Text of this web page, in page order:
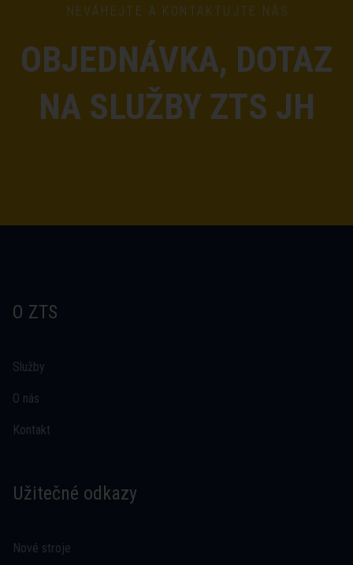
NEVÁHEJTE A KONTAKTUJTE NÁS
OBJEDNÁVKA, DOTAZ
NA SLUŽBY ZTS JH
O ZTS
Služby
O nás
Kontakt
Užitečné odkazy
Nové stroje